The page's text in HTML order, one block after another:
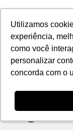
Utilizamos
experiência,
como você
personalizar
concorda com o
Utilizamos
experiência,
como você
personalizar
concorda com o
Tag